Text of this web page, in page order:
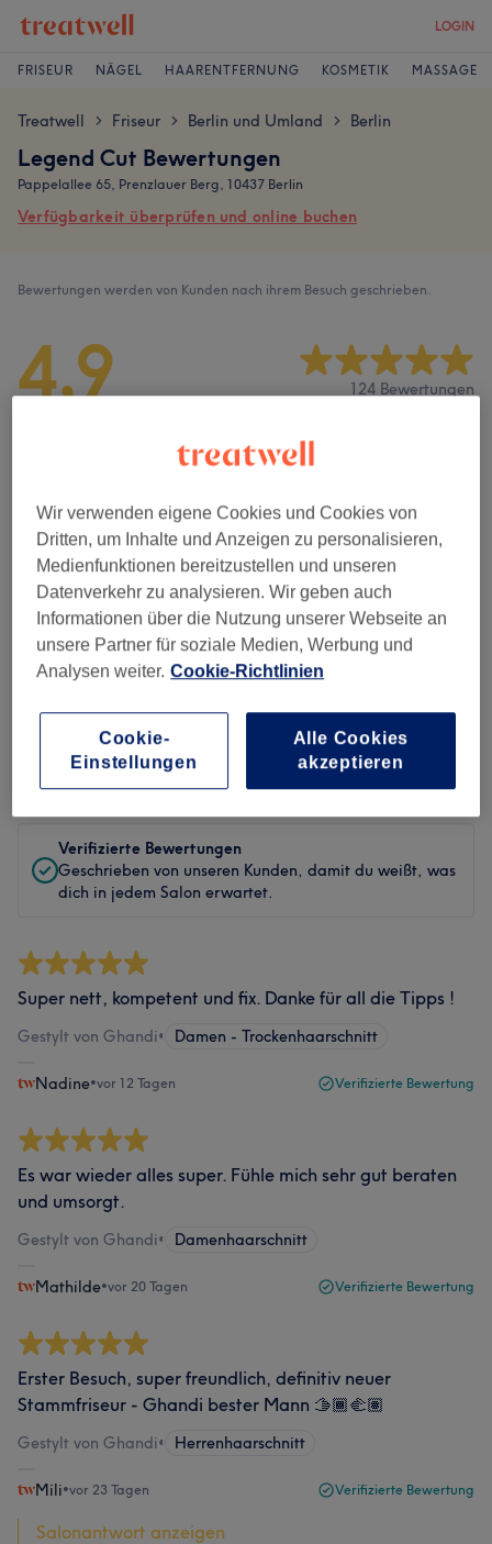
LOGIN
FRISEUR NÄGEL HAARENTFERNUNG KOSMETIK MASSAGE
Treatwell > Friseur > Berlin und Umland > Berlin
Legend Cut Bewertungen
Pappelallee 65, Prenzlauer Berg, 10437 Berlin
Verfügbarkeit überprüfen und online buchen
Bewertungen werden von Kunden nach ihrem Besuch geschrieben.
4,9 124 Bewertungen
Service
Bewertungen filtern
Behandlung Alle Bewertungen
Bewertung Nach Sternen filtern
Verifizierte Bewertungen
Geschrieben von unseren Kunden, damit du weißt, was
dich in jedem Salon erwartet.
Super nett, kompetent und fix. Danke für all die Tipps !
Gestylt von Ghandi• Damen - Trockenhaarschnitt
Nadine•vor 12 Tagen Verifizierte Bewertung
Es war wieder alles super. Fühle mich sehr gut beraten
und umsorgt.
Gestylt von Ghandi• Damenhaarschnitt
Mathilde•vor 20 Tagen Verifizierte Bewertung
Erster Besuch, super freundlich, definitiv neuer
Stammfriseur - Ghandi bester Mann 🫱🏾‍🫲🏽
Gestylt von Ghandi• Herrenhaarschnitt
Mili•vor 23 Tagen Verifizierte Bewertung
Salonantwort anzeigen
Wir verwenden eigene Cookies und Cookies von
Dritten, um Inhalte und Anzeigen zu personalisieren,
Medienfunktionen bereitzustellen und unseren
Datenverkehr zu analysieren. Wir geben auch
Informationen über die Nutzung unserer Webseite an
unsere Partner für soziale Medien, Werbung und
Analysen weiter. Cookie-Richtlinien
Cookie-
Einstellungen
Alle Cookies
akzeptieren